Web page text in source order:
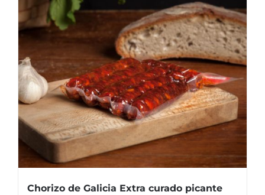
Chorizo de Galicia Extra curado picante